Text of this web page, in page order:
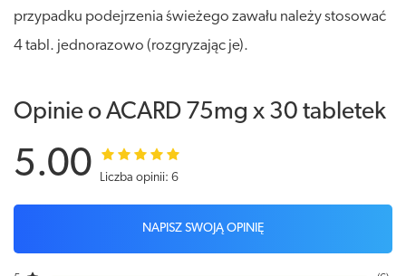
przypadku podejrzenia świeżego zawału należy stosować
4 tabl. jednorazowo (rozgryzając je).
Opinie o ACARD 75mg x 30 tabletek
5.00 Liczba opinii: 6
NAPISZ SWOJĄ OPINIĘ